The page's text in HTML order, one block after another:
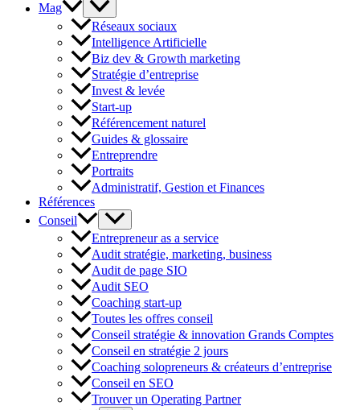
Mag
Réseaux sociaux
Intelligence Artificielle
Biz dev & Growth marketing
Stratégie d’entreprise
Invest & levée
Start-up
Référencement naturel
Guides & glossaire
Entreprendre
Portraits
Administratif, Gestion et Finances
Références
Conseil
Entrepreneur as a service
Audit stratégie, marketing, business
Audit de page SIO
Audit SEO
Coaching start-up
Toutes les offres conseil
Conseil stratégie & innovation Grands Comptes
Conseil en stratégie 2 jours
Coaching solopreneurs & créateurs d’entreprise
Conseil en SEO
Trouver un Operating Partner